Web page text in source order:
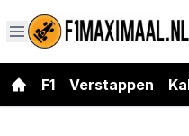
F1 Verstappen